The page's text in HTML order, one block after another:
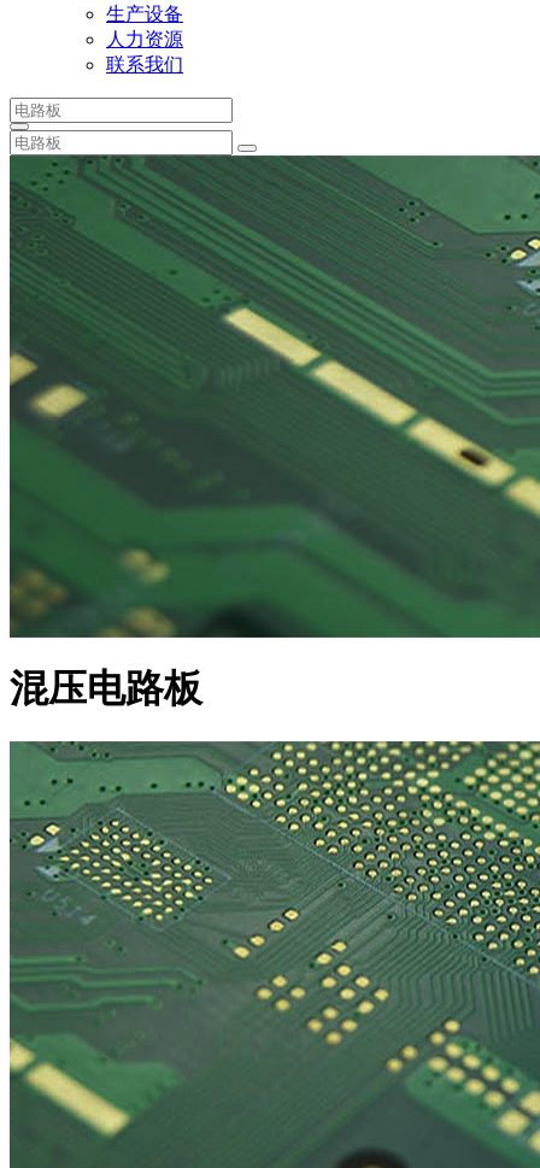
生产设备
人力资源
联系我们
混压电路板